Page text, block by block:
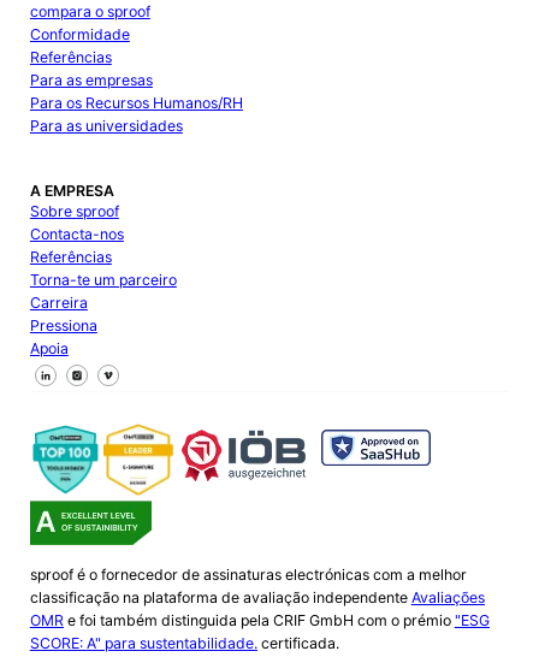
compara o sproof
Conformidade
Referências
Para as empresas
Para os Recursos Humanos/RH
Para as universidades
A EMPRESA
Sobre sproof
Contacta-nos
Referências
Torna-te um parceiro
Carreira
Pressiona
Apoia
Segue-nos no Facebook
Segue-nos no X
Segue-nos no LinkedIn
sproof é o fornecedor de assinaturas electrónicas com a melhor
classificação na plataforma de avaliação independente Avaliações
OMRe foi também distinguida pela CRIF GmbH com o prémio "ESG
SCORE: A" para sustentabilidade.certificada.